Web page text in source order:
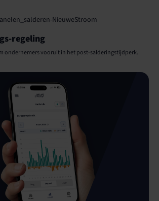
regeling
ondernemers vooruit in het post-salderingstijdperk.